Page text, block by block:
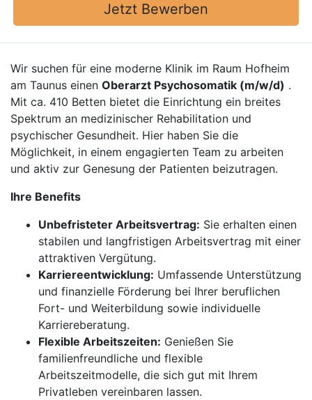
Jetzt Bewerben
Wir suchen für eine moderne Klinik im Raum Hofheim
am Taunus einen Oberarzt Psychosomatik (m/w/d) .
Mit ca. 410 Betten bietet die Einrichtung ein breites
Spektrum an medizinischer Rehabilitation und
psychischer Gesundheit. Hier haben Sie die
Möglichkeit, in einem engagierten Team zu arbeiten
und aktiv zur Genesung der Patienten beizutragen.
Ihre Benefits
Unbefristeter Arbeitsvertrag: Sie erhalten einen
stabilen und langfristigen Arbeitsvertrag mit einer
attraktiven Vergütung.
Karriereentwicklung: Umfassende Unterstützung
und finanzielle Förderung bei Ihrer beruflichen
Fort- und Weiterbildung sowie individuelle
Karriereberatung.
Flexible Arbeitszeiten: Genießen Sie
familienfreundliche und flexible
Arbeitszeitmodelle, die sich gut mit Ihrem
Privatleben vereinbaren lassen.